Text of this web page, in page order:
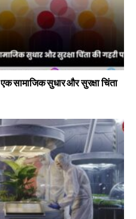
सामाजिक सुधार और सुरक्षा चिंता